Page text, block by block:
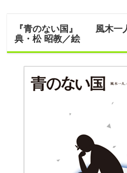
『青のない国』 風木
典・松 昭教／絵